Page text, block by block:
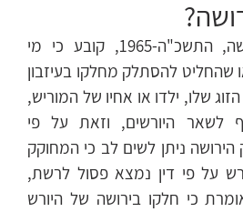
סעיף 15 לחוק הירושה, התשכ"ה-1965, קובע כי מי
להסתלק מחלקו בעיזבון
שלו, ילדו או אחיו של המוריש,
לשאר היורשים, וזאת על פי
הירושה ניתן לשים לב כי המחוקק
על פי דין נמצא פסול לרשת,
כי חלקו בירושה של היורש